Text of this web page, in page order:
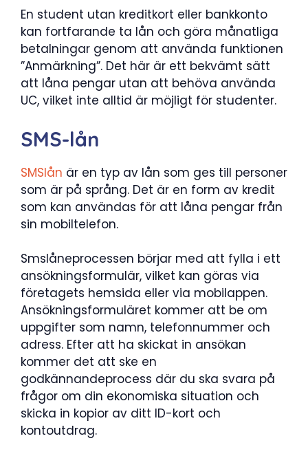
En student utan kreditkort eller bankkonto
kan fortfarande ta lån och göra månatliga
betalningar genom att använda funktionen
”Anmärkning”. Det här är ett bekvämt sätt
att låna pengar utan att behöva använda
UC, vilket inte alltid är möjligt för studenter.
SMS-lån
SMSlån är en typ av lån som ges till personer
som är på språng. Det är en form av kredit
som kan användas för att låna pengar från
sin mobiltelefon.
Smslåneprocessen börjar med att fylla i ett
ansökningsformulär, vilket kan göras via
företagets hemsida eller via mobilappen.
Ansökningsformuläret kommer att be om
uppgifter som namn, telefonnummer och
adress. Efter att ha skickat in ansökan
kommer det att ske en
godkännandeprocess där du ska svara på
frågor om din ekonomiska situation och
skicka in kopior av ditt ID-kort och
kontoutdrag.